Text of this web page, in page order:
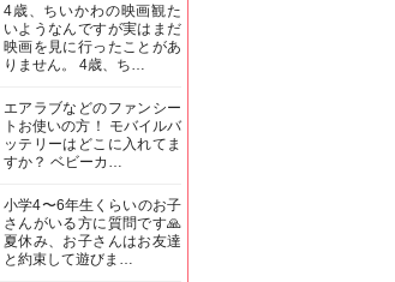
4歳、ちいかわの映画観た
いようなんですが実はまだ
映画を見に行ったことがあ
りません。 4歳、ち…
エアラブなどのファンシー
トお使いの方！ モバイルバ
ッテリーはどこに入れてま
すか？ ベビーカ…
小学4〜6年生くらいのお子
さんがいる方に質問です🙏
夏休み、お子さんはお友達
と約束して遊びま…